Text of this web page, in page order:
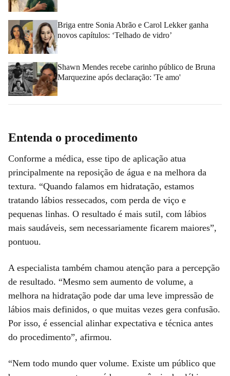
Briga entre Sonia Abrão e Carol Lekker ganha
novos capítulos: ‘Telhado de vidro’
Shawn Mendes recebe carinho público de Bruna
Marquezine após declaração: 'Te amo'
Entenda o procedimento
Conforme a médica, esse tipo de aplicação atua
principalmente na reposição de água e na melhora da
textura. “Quando falamos em hidratação, estamos
tratando lábios ressecados, com perda de viço e
pequenas linhas. O resultado é mais sutil, com lábios
mais saudáveis, sem necessariamente ficarem maiores”,
pontuou.
A especialista também chamou atenção para a percepção
de resultado. “Mesmo sem aumento de volume, a
melhora na hidratação pode dar uma leve impressão de
lábios mais definidos, o que muitas vezes gera confusão.
Por isso, é essencial alinhar expectativa e técnica antes
do procedimento”, afirmou.
“Nem todo mundo quer volume. Existe um público que